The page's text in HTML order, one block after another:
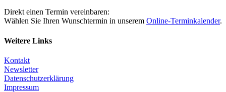
Direkt einen Termin vereinbaren:
Wählen Sie Ihren Wunschtermin in unserem Online-Terminkalender.
Weitere Links
Kontakt
Newsletter
Datenschutzerklärung
Impressum